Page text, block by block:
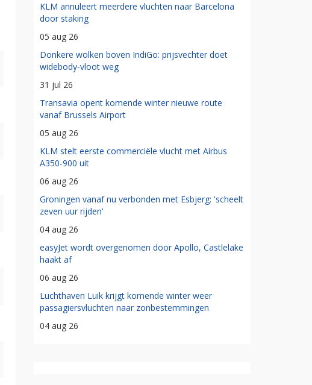
KLM annuleert meerdere vluchten naar Barcelona
door staking
05 aug 26
Donkere wolken boven IndiGo: prijsvechter doet
widebody-vloot weg
31 jul 26
Transavia opent komende winter nieuwe route
vanaf Brussels Airport
05 aug 26
KLM stelt eerste commerciële vlucht met Airbus
A350-900 uit
06 aug 26
Groningen vanaf nu verbonden met Esbjerg: 'scheelt
zeven uur rijden'
04 aug 26
easyJet wordt overgenomen door Apollo, Castlelake
haakt af
06 aug 26
Luchthaven Luik krijgt komende winter weer
passagiersvluchten naar zonbestemmingen
04 aug 26